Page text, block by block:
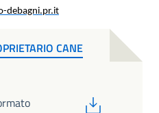
debagni.pr.it
CANE